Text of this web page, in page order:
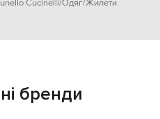
Cucinelli Одяг Жилети
бренди